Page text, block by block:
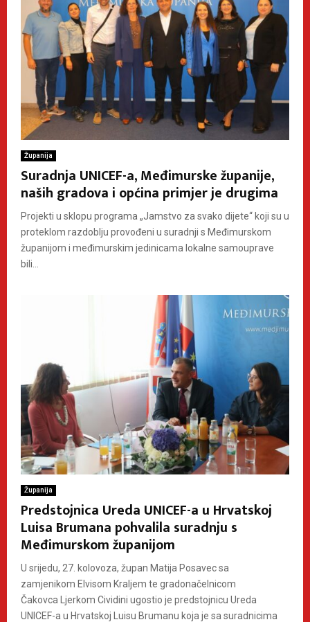
Županija
Suradnja UNICEF-a, Međimurske županije,
naših gradova i općina primjer je drugima
Projekti u sklopu programa „Jamstvo za svako dijete“ koji su u
proteklom razdoblju provođeni u suradnji s Međimurskom
županijom i međimurskim jedinicama lokalne samouprave
bili...
Županija
Predstojnica Ureda UNICEF-a u Hrvatskoj
Luisa Brumana pohvalila suradnju s
Međimurskom županijom
U srijedu, 27. kolovoza, župan Matija Posavec sa
zamjenikom Elvisom Kraljem te gradonačelnicom
Čakovca Ljerkom Cividini ugostio je predstojnicu Ureda
UNICEF-a u Hrvatskoj Luisu Brumanu koja je sa suradnicima